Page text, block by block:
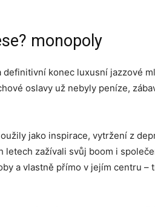
monopoly
konec luxusní jazzové
oslavy už nebyly peníze,
jako inspirace, vytržení z
letech zažívali svůj boom i
a vlastně přímo v jejím centru –